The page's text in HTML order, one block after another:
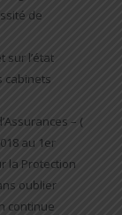
de
sur l’état
cabinets
– (
au 1er
la Protection
oublier
continue